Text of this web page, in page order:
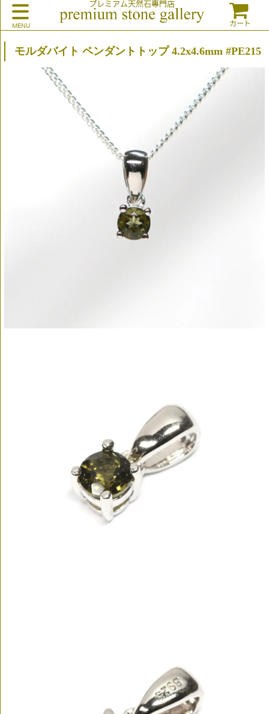
プレミアム天然石専門店
カート
モルダバイト ペンダントトップ 4.2x4.6mm #PE215